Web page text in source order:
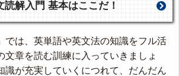
読解入門 基本はここだ！
では、英単語や英文法の知識をフル活
文章を読む訓練に入っていきましょ
識が充実していくにつれて、だんだん